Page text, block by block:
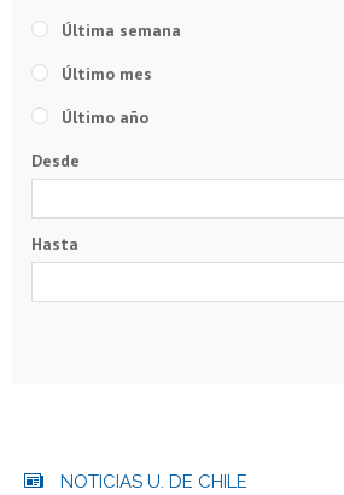
Última semana
Último mes
Último año
Desde
Hasta
NOTICIAS U. DE CHILE